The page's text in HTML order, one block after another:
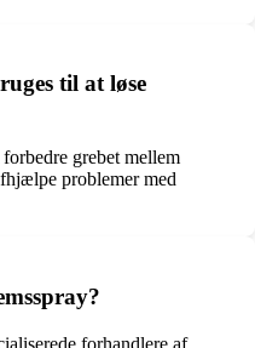
til at løse
grebet mellem
problemer med
forhandlere af